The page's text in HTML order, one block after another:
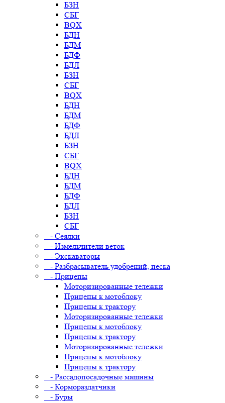
БЗН
СБГ
BQX
БДН
БДМ
БДФ
БДЛ
БЗН
СБГ
BQX
БДН
БДМ
БДФ
БДЛ
БЗН
СБГ
BQX
БДН
БДМ
БДФ
БДЛ
БЗН
СБГ
- Сеялки
- Измельчители веток
- Экскаваторы
- Разбрасыватель удобрений, песка
- Прицепы
Моторизированные тележки
Прицепы к мотоблоку
Прицепы к трактору
Моторизированные тележки
Прицепы к мотоблоку
Прицепы к трактору
Моторизированные тележки
Прицепы к мотоблоку
Прицепы к трактору
- Рассадопосадочные машины
- Кормораздатчики
- Буры